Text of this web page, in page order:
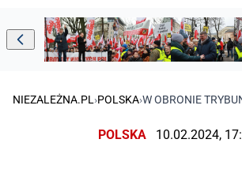
NIEZALEŻNA.PL ›POLSKA›W OBRONIE
POLSKA 10.02.2024,